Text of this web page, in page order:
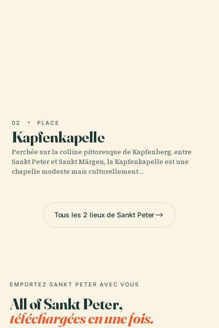
02 PLACE
Kapfenkapelle
Perchée sur la colline pittoresque de Kapfenberg, entre
Sankt Peter et Sankt Märgen, la Kapfenkapelle est une
chapelle modeste mais culturellement…
Tous les 2 lieux de Sankt Peter
EMPORTEZ SANKT PETER AVEC VOUS
All of Sankt Peter,
téléchargées en une fois.